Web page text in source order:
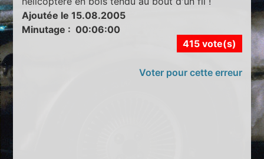
Ajoutée le 15.08.2005
Minutage : 00:06:00
415 vote(s)
Voter pour cette erreur